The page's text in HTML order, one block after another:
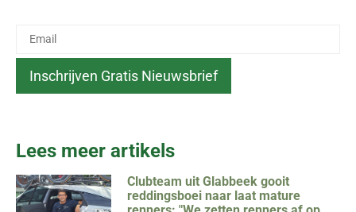
Lees meer artikels
Clubteam uit Glabbeek gooit
reddingsboei naar laat mature